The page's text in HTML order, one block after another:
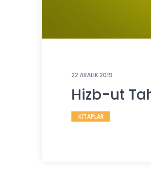
22 ARALIK 2019
Hizb-ut
KİTAPLAR